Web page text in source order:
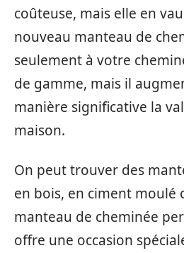
coûteuse, mais elle en
nouveau manteau de
seulement à votre
de gamme, mais il
manière significative la
maison.
On peut trouver des
en bois, en ciment moulé
manteau de cheminée
offre une occasion